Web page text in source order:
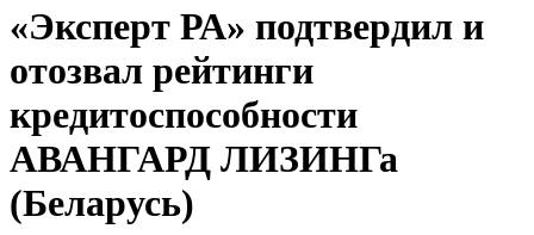
«Эксперт РА» подтвердил и
отозвал рейтинги
кредитоспособности
АВАНГАРД ЛИЗИНГа
(Беларусь)